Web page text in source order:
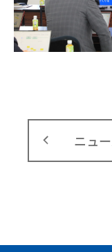
ニュ